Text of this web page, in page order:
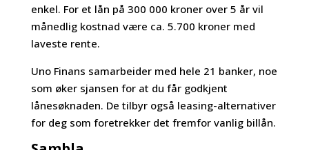
enkel. For et lån på 300 000 kroner over 5 år vil
månedlig kostnad være ca. 5.700 kroner med
laveste rente.
Uno Finans samarbeider med hele 21 banker, noe
som øker sjansen for at du får godkjent
lånesøknaden. De tilbyr også leasing-alternativer
for deg som foretrekker det fremfor vanlig billån.